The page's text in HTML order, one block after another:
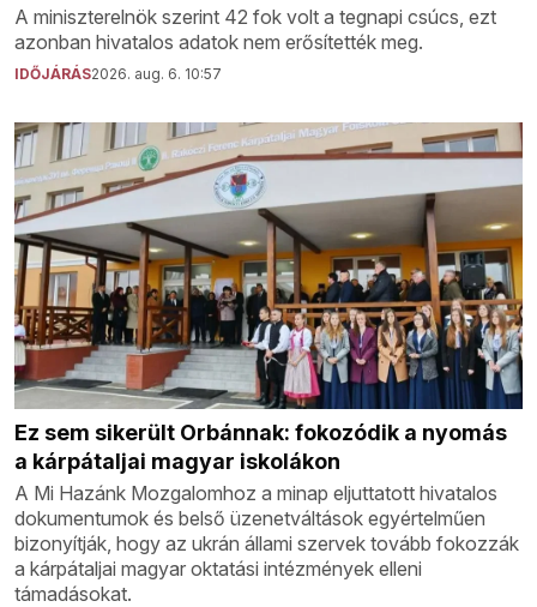
A miniszterelnök szerint 42 fok volt a tegnapi csúcs, ezt
azonban hivatalos adatok nem erősítették meg.
IDŐJÁRÁS2026. aug. 6. 10:57
Ez sem sikerült Orbánnak: fokozódik a nyomás
a kárpátaljai magyar iskolákon
A Mi Hazánk Mozgalomhoz a minap eljuttatott hivatalos
dokumentumok és belső üzenetváltások egyértelműen
bizonyítják, hogy az ukrán állami szervek tovább fokozzák
a kárpátaljai magyar oktatási intézmények elleni
támadásokat.